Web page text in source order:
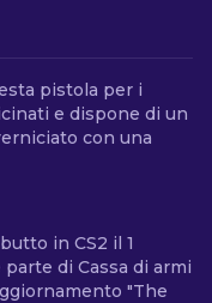
pistola per i
e dispone di un
con una
in CS2 il 1
parte di Cassa di armi
"The